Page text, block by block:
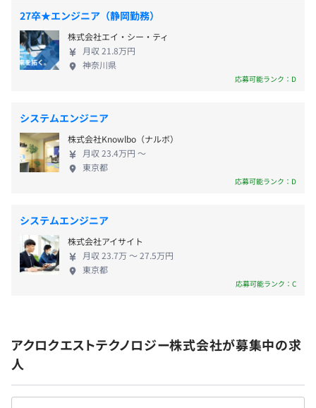
・月に一度の上司との面談で、目標達成のアドバイスや進
みたいキャリアについての相談ができます。
・希望者には内定決定直後から研修を開始します。入社後
には100を超える講座から個人のレベルに合わせた受講カ
リキュラムを教育担当が作成し、着実にスキルが身につき
・国内外のセミナー、カンファレンス等の参加を積極的に
推奨し、参加者には費用のサポートがあります。
＜スペック例＞
CPU：Corei7 最新世代
メモリ：16GB以上
SSD：500GB程度
OS：Windows
オブジェクト指向、ウォーターフォール、アジャイル、ス
クラム、ペアプロ、テスト駆動開発、チケット駆動開発、
コーディング規約あり
雇用関係なし
前年度の月平均所定外労働時間の実績
8.0時間
前年度の有給休暇の平均取得日数
役員25.0%
管理職%
27卒★エンジニア（静岡勤務）
株式会社エイ・シー・ティ
月収 21.8万円
神奈川県
応募可能ランク：D
システムエンジニア
株式会社Knowlbo（ナルボ）
月収 23.4万円 〜
東京都
応募可能ランク：D
システムエンジニア
株式会社アイサイト
月収 23.7万 〜 27.5万円
東京都
応募可能ランク：C
アクロクエストテクノロジー株式会社が募集中の求
人